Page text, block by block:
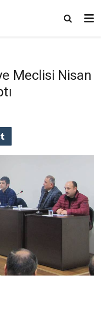
Meclisi Nisan